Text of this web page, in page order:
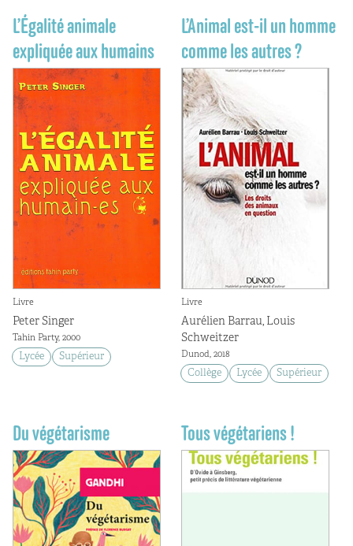
L’Égalité animale
expliquée aux humains
Livre
Peter Singer
Tahin Party, 2000
Lycée Supérieur
L’Animal est-il un homme
comme les autres ?
Livre
Aurélien Barrau, Louis
Schweitzer
Dunod, 2018
Collège Lycée Supérieur
Du végétarisme Tous végétariens !